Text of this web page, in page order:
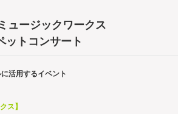
ュージックワークス
ットコンサート
活用するイベント
ス】